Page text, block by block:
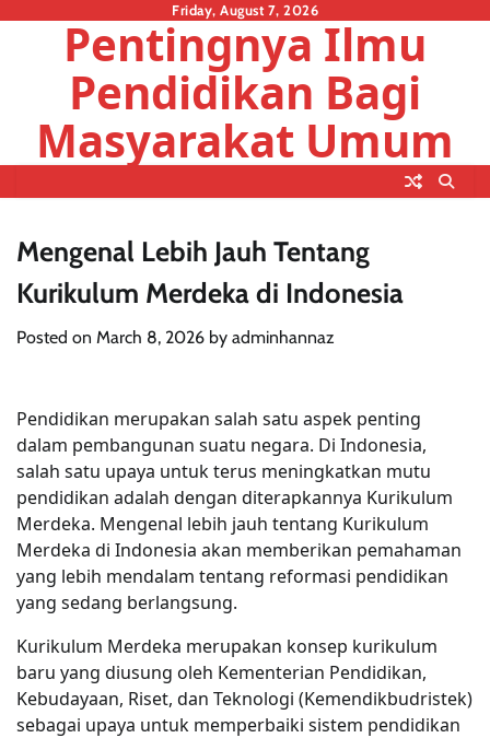
Friday, August 7, 2026
Pentingnya Ilmu
Pendidikan Bagi
Masyarakat Umum
Mengenal Lebih Jauh Tentang
Kurikulum Merdeka di Indonesia
Posted on March 8, 2026 by adminhannaz
Pendidikan merupakan salah satu aspek penting
dalam pembangunan suatu negara. Di Indonesia,
salah satu upaya untuk terus meningkatkan mutu
pendidikan adalah dengan diterapkannya Kurikulum
Merdeka. Mengenal lebih jauh tentang Kurikulum
Merdeka di Indonesia akan memberikan pemahaman
yang lebih mendalam tentang reformasi pendidikan
yang sedang berlangsung.
Kurikulum Merdeka merupakan konsep kurikulum
baru yang diusung oleh Kementerian Pendidikan,
Kebudayaan, Riset, dan Teknologi (Kemendikbudristek)
sebagai upaya untuk memperbaiki sistem pendidikan